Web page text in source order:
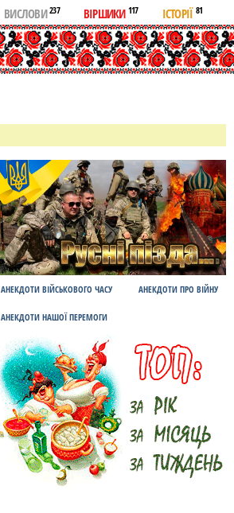
ВИСЛОВИ237 ВІРШИКИ 117 ІСТОРІЇ 81
АНЕКДОТИ ВІЙСЬКОВОГО ЧАСУ АНЕКДОТИ ПРО ВІЙНУ
АНЕКДОТИ НАШОЇ ПЕРЕМОГИ